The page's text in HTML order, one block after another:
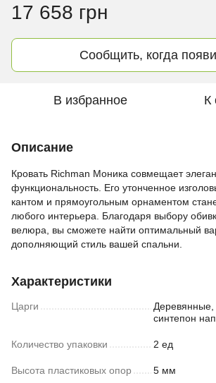
17 658 грн
Сообщить, когда
В избранное К
Описание
Кровать Richman Моника совмещает
функциональность. Его утонченное
кантом и прямоугольным орнаментом
любого интерьера. Благодаря выбору
велюра, вы сможете найти оптимальный
дополняющий стиль вашей спальни.
Характеристики
Царги
Деревянные,
синтепон
Количество упаковки 2 ед
Высота пластиковых опор 5 мм